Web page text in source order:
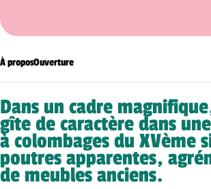
À proposOuverture
Dans un cadre
gîte de caractère dans
à colombages du XVème
poutres apparentes,
de meubles anciens.